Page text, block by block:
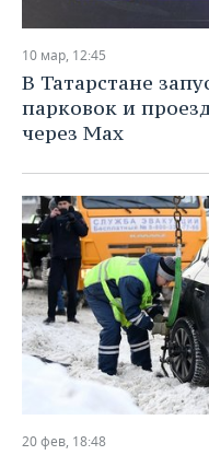
10 мар, 12:45
В Татарстане
парковок и
через Max
20 фев, 18:48